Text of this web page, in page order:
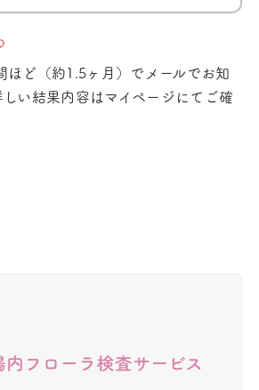
ほど（約1.5ヶ月）でメールでお知
しい結果内容はマイページにてご確